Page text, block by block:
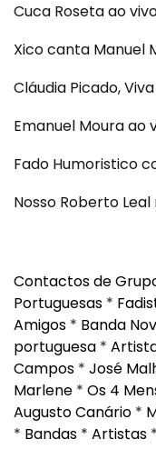
Cuca Roseta ao
Xico canta Manuel
Cláudia Picado,
Emanuel Moura ao
Fado Humoristico
Nosso Roberto
Contactos de
Portuguesas *
Amigos * Banda
portuguesa *
Campos * José
Marlene * Os 4
Augusto Canário *
* Bandas * Artistas *